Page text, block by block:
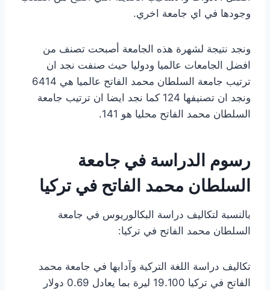
وجودها في اي جامعة اخري.
ونجد نتيجة لشهرة هذه الجامعة أصبحت تصنف من
افضل الجامعات عالميا ودوليا حيث صنفت نجد ان
ترتيب جامعة السلطان محمد الفاتح عالميا هي 6414
ونجد ان تصنيفها 124 كما نجد ايضا ان ترتيب جامعة
السلطان محمد الفاتح محليا هو 141.
رسوم الدراسة في جامعة
السلطان محمد الفاتح في تركيا
بالنسبة لتكاليف دراسة البكالوريوس في جامعة
السلطان محمد الفاتح في تركيا:
تكاليف دراسة اللغة التركية وآدابها في جامعة محمد
الفاتح في تركيا 19.100 ليرة بما يعادل 0.69 دولار